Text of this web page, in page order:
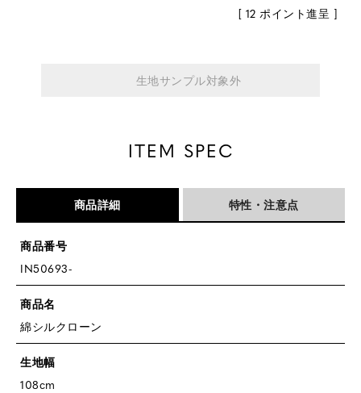
[ 12 ポイント進呈 ]
生地サンプル対象外
ITEM SPEC
商品詳細
商品番号
IN50693-
商品名
綿シルクローン
生地幅
108cm
特性・注意点